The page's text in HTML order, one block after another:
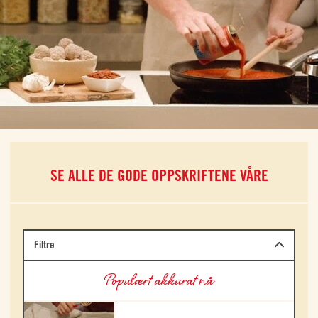
SE ALLE DE GODE OPPSKRIFTENE VÅRE
Filtre
Populært akkurat nå